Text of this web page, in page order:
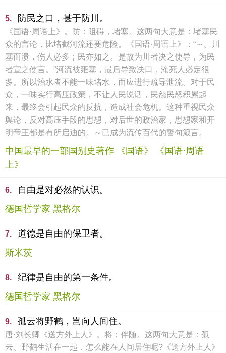
5. 防民之口，甚于防川。
《国语·周语上》。防：阻碍，堵塞。这两句大意是：堵塞民
众的言论，比堵截河流还要危险。《国语·周语上》：“～。川
塞而溃，伤人必多；民亦如之。是故为川者决之使导，为民
者宣之使言。”河流被雍塞，最后导致决口，淹死人必定很
多。所以治水者不能一味堵水，而应进行疏导泄流。对于民
众，一味实行高压政策，不让人民说话，民怨民怒积累起
来，最终会引起民众的反抗，造成社会危机。这种重视民众
舆论，反对高压手段的思想，对后世的政治家，思想家和开
明帝王都是有所启迪的。～已成为流传百代的警句箴言。
中国最早的一部国别史著作 《国语》 《国语·周语
上》
6.
自由是对必然的认识。
德国哲学家 黑格尔
7.
道德是自由的保卫者。
斯米茨
8.
纪律是自由的第一条件。
德国哲学家 黑格尔
9. 孤云将野鹤，岂向人间住。
唐·刘长卿《送方外上人》。将：伴随。这两句大意是：孤
云、野鹤生活在一起．怎么能在人间居住呢?《送方外上人》